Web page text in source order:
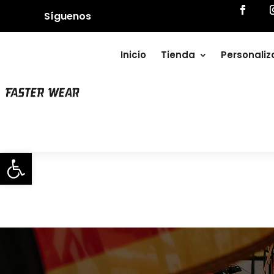
Abrir barra de herramientas
Síguenos
Inicio Tienda